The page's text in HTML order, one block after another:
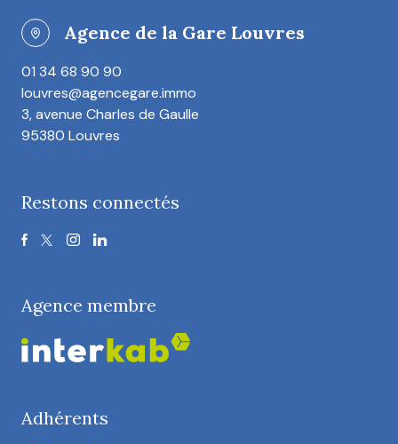
Agence de la Gare Louvres
01 34 68 90 90
louvres@agencegare.immo
3, avenue Charles de Gaulle
95380 Louvres
Restons connectés
Agence membre
Adhérents